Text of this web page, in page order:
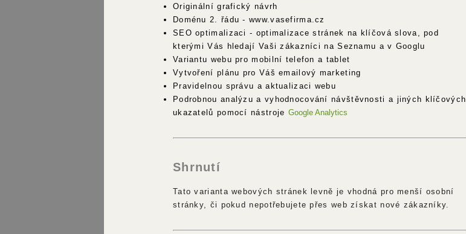
Originální grafický návrh
Doménu 2. řádu - www.vasefirma.cz
SEO optimalizaci - optimalizace stránek na klíčová slova, pod
kterými Vás hledají Vaši zákazníci na Seznamu a v Googlu
Variantu webu pro mobilní telefon a tablet
Vytvoření plánu pro Váš emailový marketing
Pravidelnou správu a aktualizaci webu
Podrobnou analýzu a vyhodnocování návštěvnosti a jiných klíčových
ukazatelů pomocí nástroje Google Analytics
Shrnutí
Tato varianta webových stránek levně je vhodná pro menší osobní
stránky, či pokud nepotřebujete přes web získat nové zákazníky.